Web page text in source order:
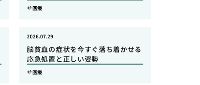
医療
脳貧血の症状を今すぐ落ち着かせる
応急処置と正しい姿勢
2026.07.29
医療